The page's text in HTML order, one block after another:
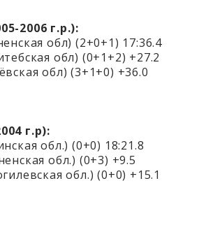
2006 г.р.):
обл) (2+0+1) 17:36.4
обл) (0+1+2) +27.2
обл) (3+1+0) +36.0
г.р):
обл.) (0+0) 18:21.8
обл.) (0+3) +9.5
обл.) (0+0) +15.1